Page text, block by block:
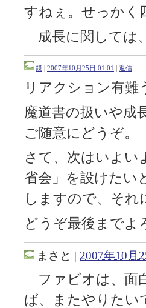
すねぇ。せっかく
成長に関しては
鏡 | 2007年10月25日 01:01 | 返信
リアクション有
魔道書の扱いや成
ご随意にどうぞ。
さて、次はいよい
省会」を設けたい
しますので、それ
どうぞ最後までよ
まさと | 2007年10月
ファビオは、面
ば、またやりたい